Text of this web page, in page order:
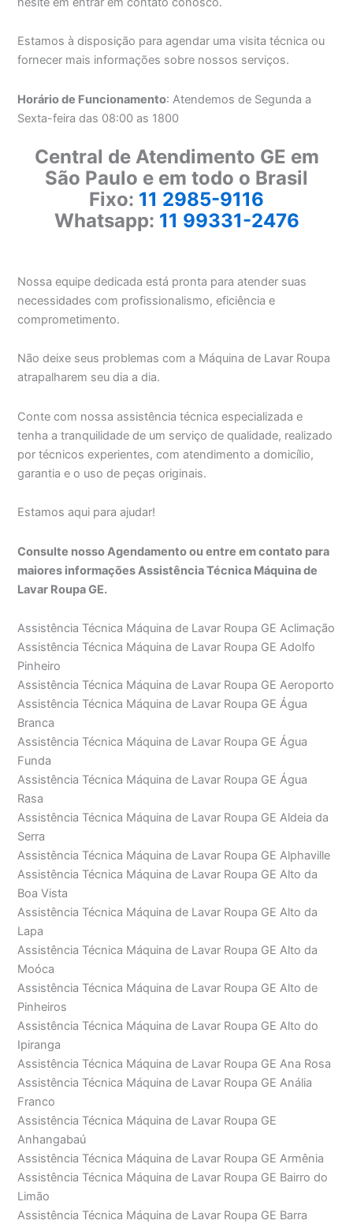
Estamos à disposição para agendar uma visita técnica ou
fornecer mais informações sobre nossos serviços.
Horário de Funcionamento: Atendemos de Segunda a
Sexta-feira das 08:00 as 1800
Central de Atendimento GE em
São Paulo e em todo o Brasil
Fixo: 11 2985-9116
Whatsapp: 11 99331-2476
Nossa equipe dedicada está pronta para atender suas
necessidades com profissionalismo, eficiência e
comprometimento.
Não deixe seus problemas com a Máquina de Lavar Roupa
atrapalharem seu dia a dia.
Conte com nossa assistência técnica especializada e
tenha a tranquilidade de um serviço de qualidade, realizado
por técnicos experientes, com atendimento a domicílio,
garantia e o uso de peças originais.
Estamos aqui para ajudar!
Consulte nosso Agendamento ou entre em contato para
maiores informações Assistência Técnica Máquina de
Lavar Roupa GE.
Assistência Técnica Máquina de Lavar Roupa GE Aclimação
Assistência Técnica Máquina de Lavar Roupa GE Adolfo
Pinheiro
Assistência Técnica Máquina de Lavar Roupa GE Aeroporto
Assistência Técnica Máquina de Lavar Roupa GE Água
Branca
Assistência Técnica Máquina de Lavar Roupa GE Água
Funda
Assistência Técnica Máquina de Lavar Roupa GE Água
Rasa
Assistência Técnica Máquina de Lavar Roupa GE Aldeia da
Serra
Assistência Técnica Máquina de Lavar Roupa GE Alphaville
Assistência Técnica Máquina de Lavar Roupa GE Alto da
Boa Vista
Assistência Técnica Máquina de Lavar Roupa GE Alto da
Lapa
Assistência Técnica Máquina de Lavar Roupa GE Alto da
Moóca
Assistência Técnica Máquina de Lavar Roupa GE Alto de
Pinheiros
Assistência Técnica Máquina de Lavar Roupa GE Alto do
Ipiranga
Assistência Técnica Máquina de Lavar Roupa GE Ana Rosa
Assistência Técnica Máquina de Lavar Roupa GE Anália
Franco
Assistência Técnica Máquina de Lavar Roupa GE
Anhangabaú
Assistência Técnica Máquina de Lavar Roupa GE Armênia
Assistência Técnica Máquina de Lavar Roupa GE Bairro do
Limão
Assistência Técnica Máquina de Lavar Roupa GE Barra